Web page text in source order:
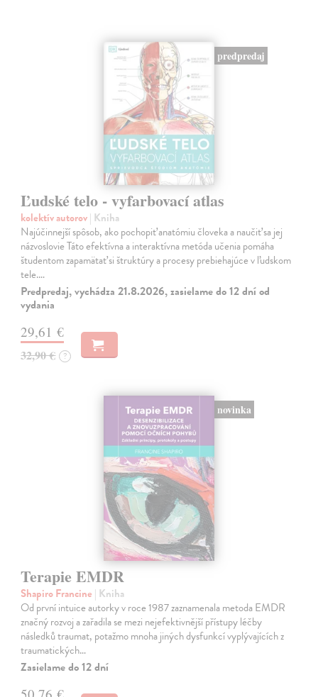
predpredaj
Ľudské telo - vyfarbovací atlas
kolektív autorov| Kniha
Najúčinnejší spôsob, ako pochopiť anatómiu človeka a naučiť sa jej
názvoslovie Táto efektívna a interaktívna metóda učenia pomáha
študentom zapamätať si štruktúry a procesy prebiehajúce v ľudskom
tele.…
Predpredaj, vychádza 21.8.2026, zasielame do 12 dní od
vydania
29,61 €
32,90 € ?
novinka
Terapie EMDR
Shapiro Francine | Kniha
Od první intuice autorky v roce 1987 zaznamenala metoda EMDR
značný rozvoj a zařadila se mezi nejefektivnější přístupy léčby
následků traumat, potažmo mnoha jiných dysfunkcí vyplývajících z
traumatických…
Zasielame do 12 dní